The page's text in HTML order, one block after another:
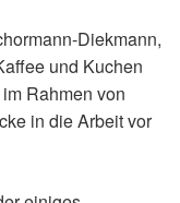
Diekmann,
und Kuchen
Rahmen von
in die Arbeit vor